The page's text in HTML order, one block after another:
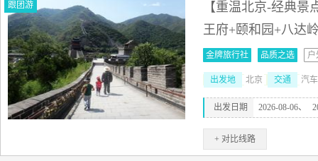
跟团游
【重温北京-经典
王府+颐和园+八达
金牌旅行社 品质之选 户
出发地 北京 交通 汽
出发日期 2026-08-06、
+ 对比线路